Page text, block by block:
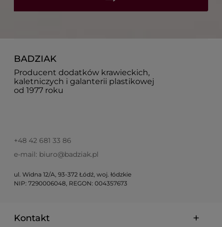
BADZIAK
Producent dodatków krawieckich,
kaletniczych i galanterii plastikowej
od 1977 roku
+48 42 681 33 86
e-mail: biuro@badziak.pl
ul. Widna 12/A, 93-372 Łódź, woj. łódzkie
NIP: 7290006048, REGON: 004357673
Kontakt